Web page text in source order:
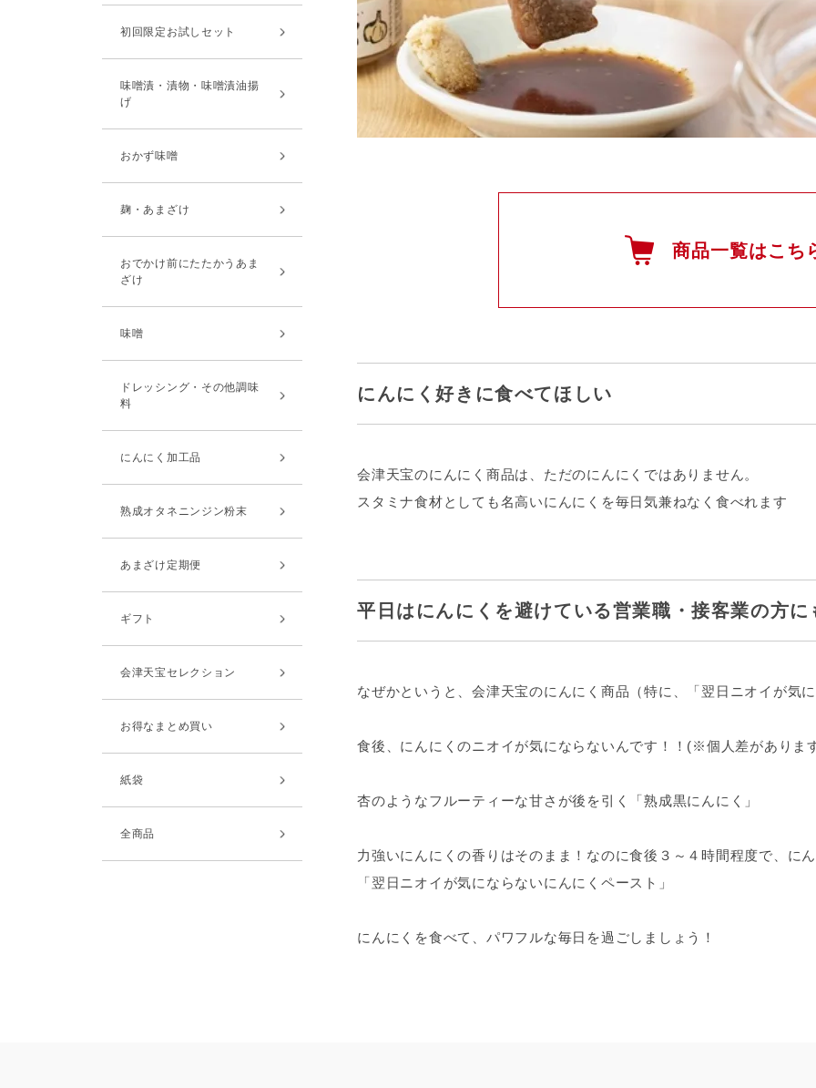
初回限定お試しセット
味噌漬・漬物・味噌漬油揚
げ
おかず味噌
麹・あまざけ
おでかけ前にたたかうあま
ざけ
味噌
ドレッシング・その他調味
料
にんにく加工品
熟成オタネニンジン粉末
あまざけ定期便
ギフト
会津天宝セレクション
お得なまとめ買い
紙袋
全商品
商品一覧はこち
にんにく好きに食べてほしい
会津天宝のにんにく商品は、ただのにんにくではありません。
スタミナ食材としても名高いにんにくを毎日気兼ねなく食べれます
平日はにんにくを避けている営業職・接客業の方に
なぜかというと、会津天宝のにんにく商品（特に、「翌日ニオイが気
食後、にんにくのニオイが気にならないんです！！(※個人差がありま
杏のようなフルーティーな甘さが後を引く「熟成黒にんにく」
力強いにんにくの香りはそのまま！なのに食後３～４時間程度で、に
「翌日ニオイが気にならないにんにくペースト」
にんにくを食べて、パワフルな毎日を過ごしましょう！